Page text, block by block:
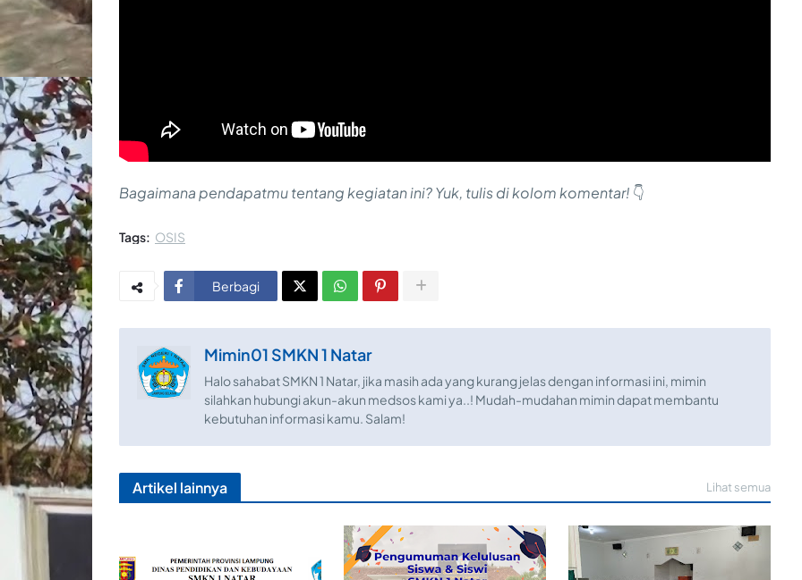
Bagaimana pendapatmu tentang kegiatan ini? Yuk, tulis di kolom komentar! 👇
Tags: OSIS
Berbagi
Mimin01 SMKN 1 Natar
Halo sahabat SMKN 1 Natar, jika masih ada yang kurang jelas dengan informasi ini, mimin
silahkan hubungi akun-akun medsos kami ya..! Mudah-mudahan mimin dapat membantu
kebutuhan informasi kamu. Salam!
Artikel lainnya Lihat semua